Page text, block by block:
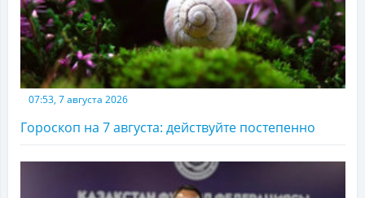
07:53, 7 августа 2026
Гороскоп на 7 августа: действуйте постепенно